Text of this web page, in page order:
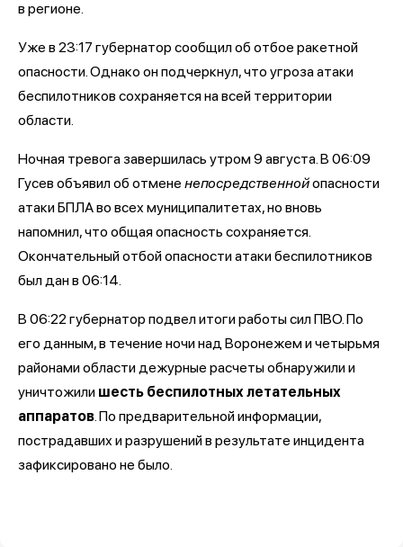
в регионе.
Уже в 23:17 губернатор сообщил об отбое ракетной
опасности. Однако он подчеркнул, что угроза атаки
беспилотников сохраняется на всей территории
области.
Ночная тревога завершилась утром 9 августа. В 06:09
Гусев объявил об отмене непосредственнойопасности
атаки БПЛА во всех муниципалитетах, но вновь
напомнил, что общая опасность сохраняется.
Окончательный отбой опасности атаки беспилотников
был дан в 06:14.
В 06:22 губернатор подвел итоги работы сил ПВО. По
его данным, в течение ночи над Воронежем и четырьмя
районами области дежурные расчеты обнаружили и
уничтожили шесть беспилотных летательных
аппаратов. По предварительной информации,
пострадавших и разрушений в результате инцидента
зафиксировано не было.